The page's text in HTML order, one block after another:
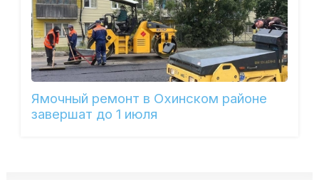
Ямочный ремонт в Охинском районе
завершат до 1 июля